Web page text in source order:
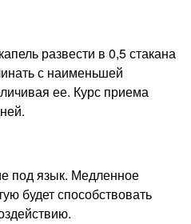
развести в 0,5 стакана
с наименьшей
ее. Курс приема
под язык. Медленное
будет способствовать